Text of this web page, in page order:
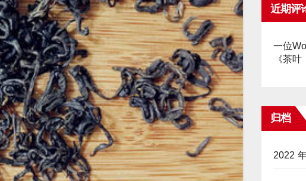
近期评
一位
《茶叶
归档
2022